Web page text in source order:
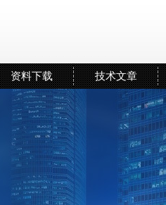
资料下载 技术文章